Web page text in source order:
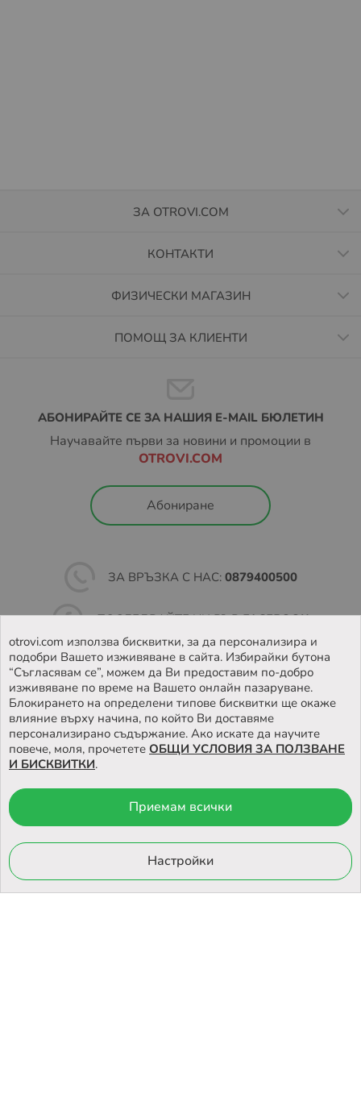
ЗА OTROVI.COM
КОНТАКТИ
ФИЗИЧЕСКИ МАГАЗИН
ПОМОЩ ЗА КЛИЕНТИ
АБОНИРАЙТЕ СЕ ЗА НАШИЯ E-MAIL БЮЛЕТИН
Научавайте първи за новини и промоции в
OTROVI.COM
Абониране
ЗА ВРЪЗКА С НАС: 0879400500
ПОСЛЕДВАЙТЕ НИ ВЪВFACEBOOK
НАМЕРЕТЕ НАШИЯТ МАГАЗИН
© 2026 Otrovi.com. Всички права запазени ™ |Карта на сайта
Онлайн магазин
otrovi.com използва бисквитки, за да персонализира и
подобри Вашето изживяване в сайта. Избирайки бутона
“Съгласявам се”, можем да Ви предоставим по-добро
изживяване по време на Вашето онлайн пазаруване.
Блокирането на определени типове бисквитки ще окаже
влияние върху начина, по който Ви доставяме
персонализирано съдържание. Ако искате да научите
повече, моля, прочетете ОБЩИ УСЛОВИЯ ЗА ПОЛЗВАНЕ
И БИСКВИТКИ.
Приемам всички
Настройки